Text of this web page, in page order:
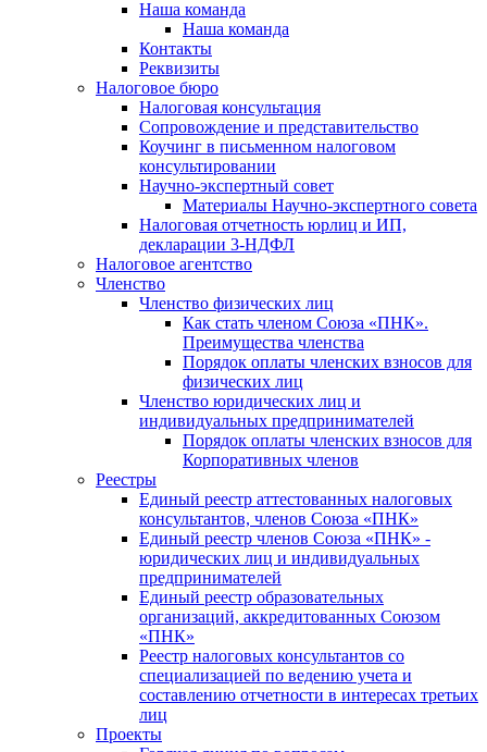
Наша команда
Наша команда
Контакты
Реквизиты
Налоговое бюро
Налоговая консультация
Cопровождение и представительство
Коучинг в письменном налоговом
консультировании
Научно-экспертный совет
Материалы Научно-экспертного совета
Налоговая отчетность юрлиц и ИП,
декларации 3-НДФЛ
Налоговое агентство
Членство
Членство физических лиц
Как стать членом Союза «ПНК».
Преимущества членства
Порядок оплаты членских взносов для
физических лиц
Членство юридических лиц и
индивидуальных предпринимателей
Порядок оплаты членских взносов для
Корпоративных членов
Реестры
Единый реестр аттестованных налоговых
консультантов, членов Союза «ПНК»
Единый реестр членов Союза «ПНК» -
юридических лиц и индивидуальных
предпринимателей
Единый реестр образовательных
организаций, аккредитованных Союзом
«ПНК»
Реестр налоговых консультантов со
специализацией по ведению учета и
составлению отчетности в интересах третьих
лиц
Проекты